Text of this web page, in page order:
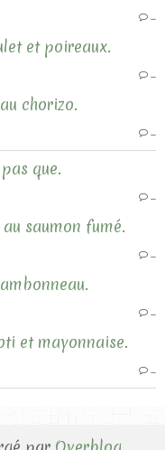
et poireaux.
chorizo.
que.
saumon fumé.
et mayonnaise.